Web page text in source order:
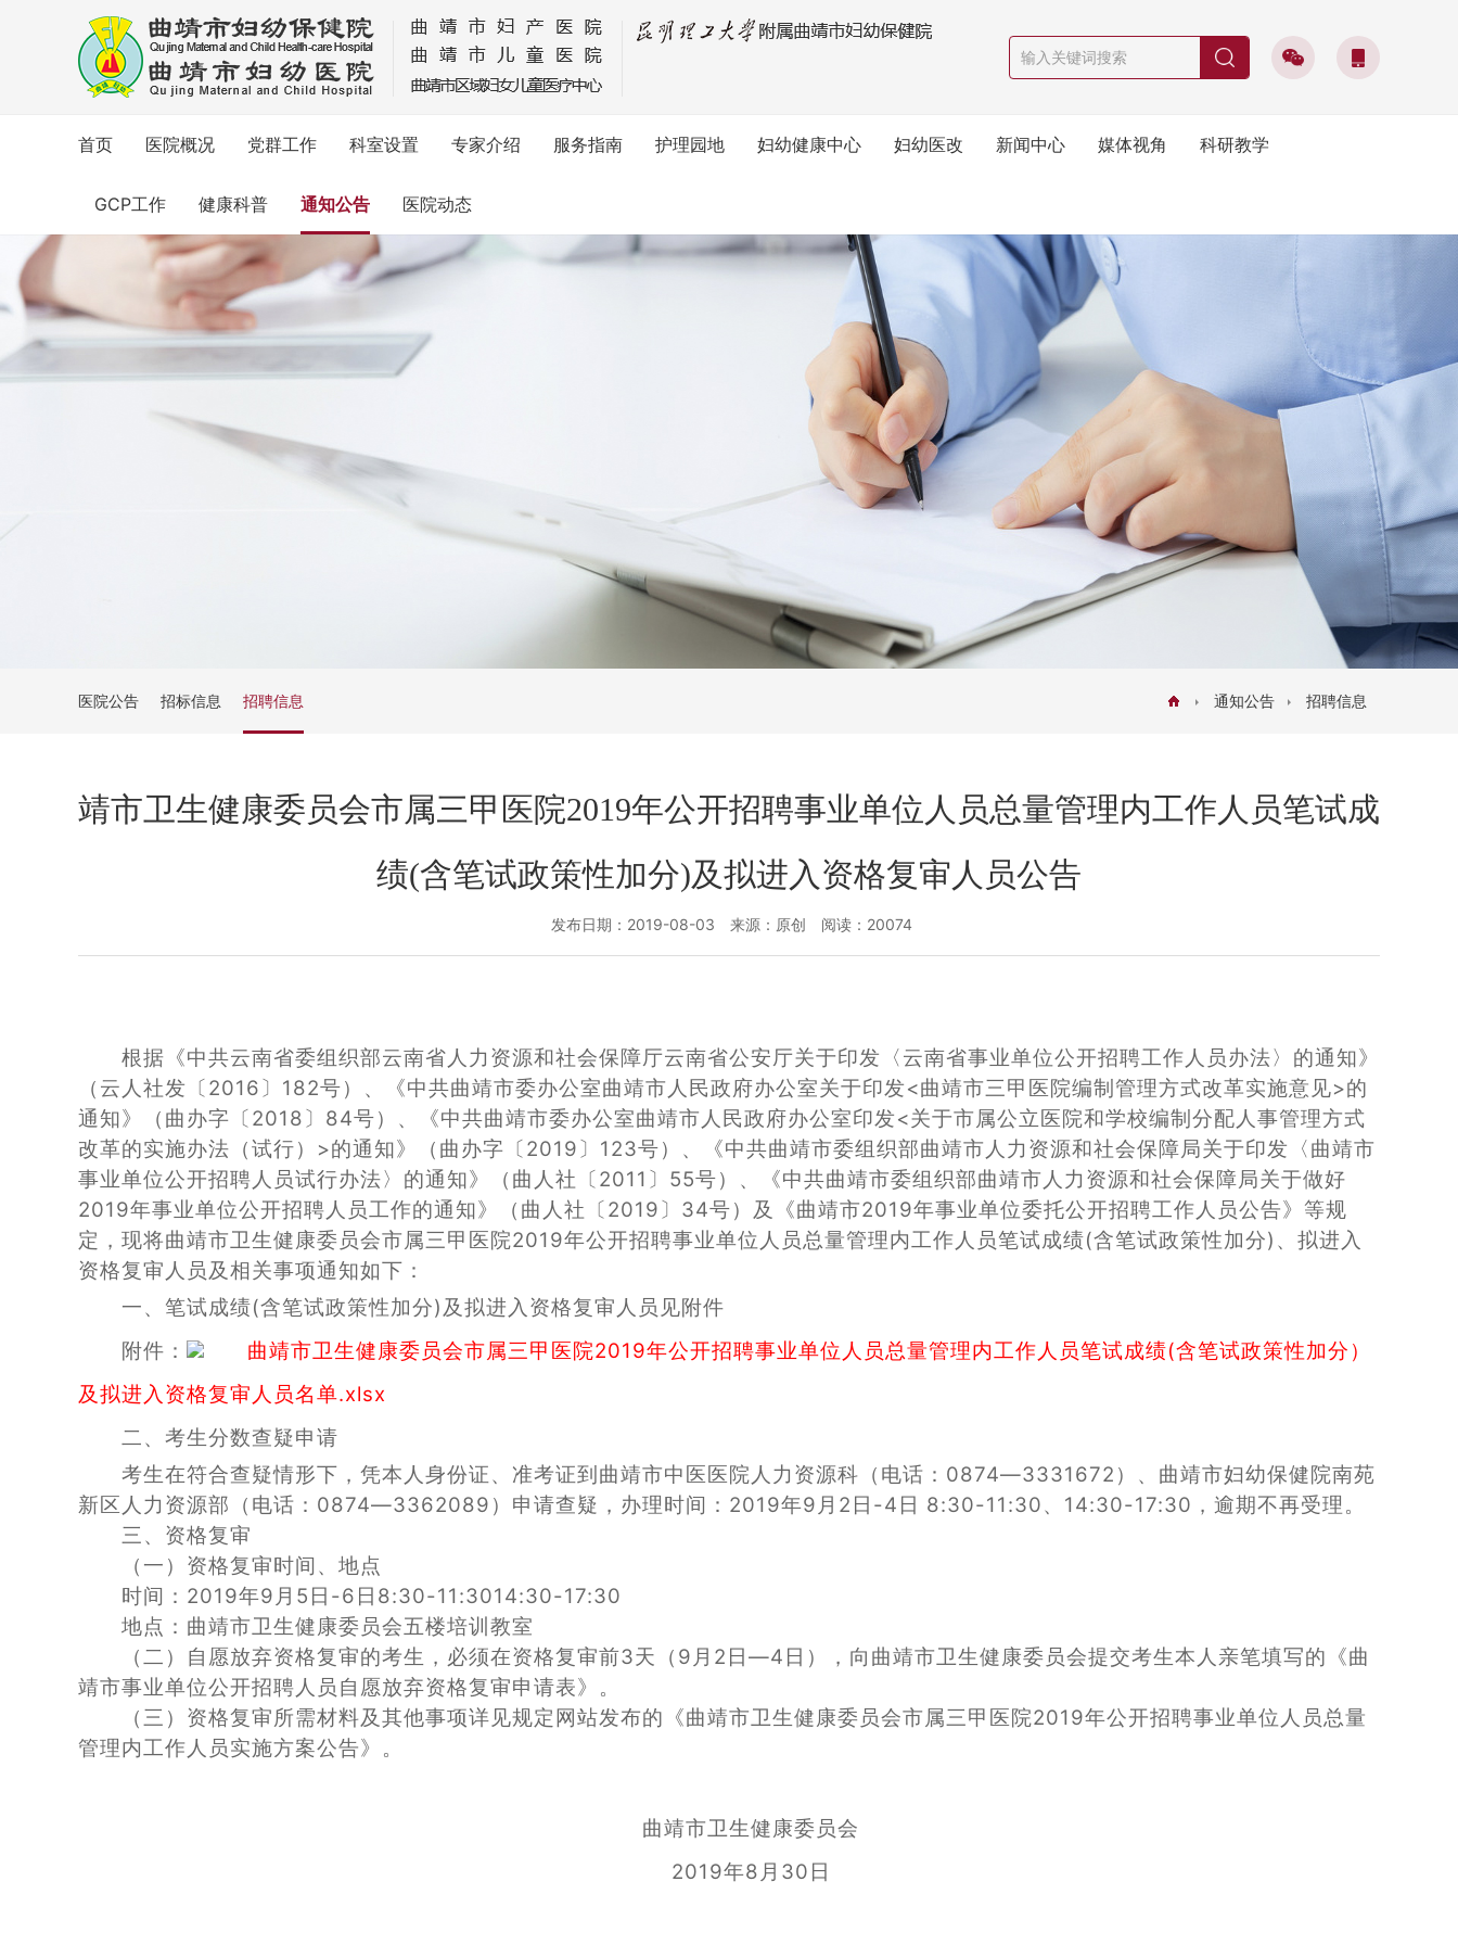
首页 医院概况 党群工作 科室设置 专家介绍 服务指南 护理园地 妇幼健康中心 妇幼医改 新闻中心 媒体视角 科研教学
GCP工作 健康科普 通知公告 医院动态
通知公告 招聘信息
医院公告 招标信息 招聘信息
靖市卫生健康委员会市属三甲医院2019年公开招聘事业单位人员总量管理内工作人员笔试成
绩(含笔试政策性加分)及拟进入资格复审人员公告
发布日期：2019-08-03 来源：原创 阅读：20074
根据《中共云南省委组织部云南省人力资源和社会保障厅云南省公安厅关于印发〈云南省事业单位公开招聘工作人员办法〉的通知》
（云人社发〔2016〕182号）、《中共曲靖市委办公室曲靖市人民政府办公室关于印发<曲靖市三甲医院编制管理方式改革实施意见>的
通知》（曲办字〔2018〕84号）、《中共曲靖市委办公室曲靖市人民政府办公室印发<关于市属公立医院和学校编制分配人事管理方式
改革的实施办法（试行）>的通知》（曲办字〔2019〕123号）、《中共曲靖市委组织部曲靖市人力资源和社会保障局关于印发〈曲靖市
事业单位公开招聘人员试行办法〉的通知》（曲人社〔2011〕55号）、《中共曲靖市委组织部曲靖市人力资源和社会保障局关于做好
2019年事业单位公开招聘人员工作的通知》（曲人社〔2019〕34号）及《曲靖市2019年事业单位委托公开招聘工作人员公告》等规
定，现将曲靖市卫生健康委员会市属三甲医院2019年公开招聘事业单位人员总量管理内工作人员笔试成绩(含笔试政策性加分)、拟进入
资格复审人员及相关事项通知如下：
一、笔试成绩(含笔试政策性加分)及拟进入资格复审人员见附件
附件：
曲靖市卫生健康委员会市属三甲医院2019年公开招聘事业单位人员总量管理内工作人员笔试成绩(含笔试政策性加分）
及拟进入资格复审人员名单.xlsx
二、考生分数查疑申请
考生在符合查疑情形下，凭本人身份证、准考证到曲靖市中医医院人力资源科（电话：0874—3331672）、曲靖市妇幼保健院南苑
新区人力资源部（电话：0874—3362089）申请查疑，办理时间：2019年9月2日-4日 8:30-11:30、14:30-17:30，逾期不再受理。
三、资格复审
（一）资格复审时间、地点
时间：2019年9月5日-6日8:30-11:3014:30-17:30
地点：曲靖市卫生健康委员会五楼培训教室
（二）自愿放弃资格复审的考生，必须在资格复审前3天（9月2日—4日），向曲靖市卫生健康委员会提交考生本人亲笔填写的《曲
靖市事业单位公开招聘人员自愿放弃资格复审申请表》。
（三）资格复审所需材料及其他事项详见规定网站发布的《曲靖市卫生健康委员会市属三甲医院2019年公开招聘事业单位人员总量
管理内工作人员实施方案公告》。
曲靖市卫生健康委员会
2019年8月30日